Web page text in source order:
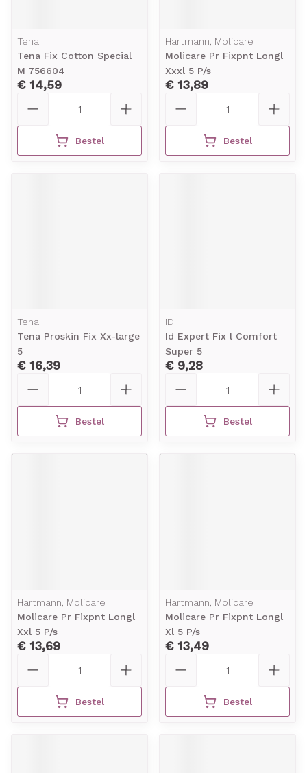
Tena
Tena Fix Cotton Special
M 756604
€ 14,59
Bestel
Hartmann, Molicare
Molicare Pr Fixpnt Longl
Xxxl 5 P/s
€ 13,89
Bestel
Tena
Tena Proskin Fix Xx-large
5
€ 16,39
Bestel
iD
Id Expert Fix l Comfort
Super 5
€ 9,28
Bestel
Hartmann, Molicare
Molicare Pr Fixpnt Longl
Xxl 5 P/s
€ 13,69
Bestel
Hartmann, Molicare
Molicare Pr Fixpnt Longl
Xl 5 P/s
€ 13,49
Bestel